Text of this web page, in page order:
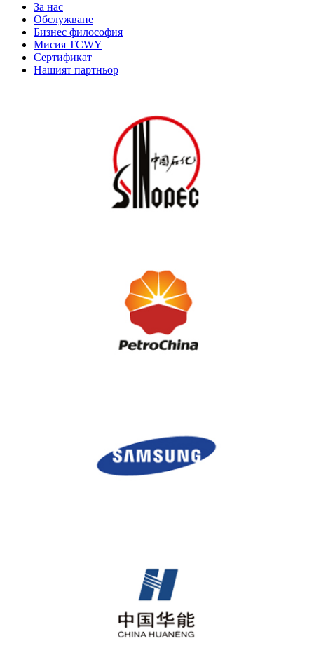
За нас
Обслужване
Бизнес философия
Мисия TCWY
Сертификат
Нашият партньор